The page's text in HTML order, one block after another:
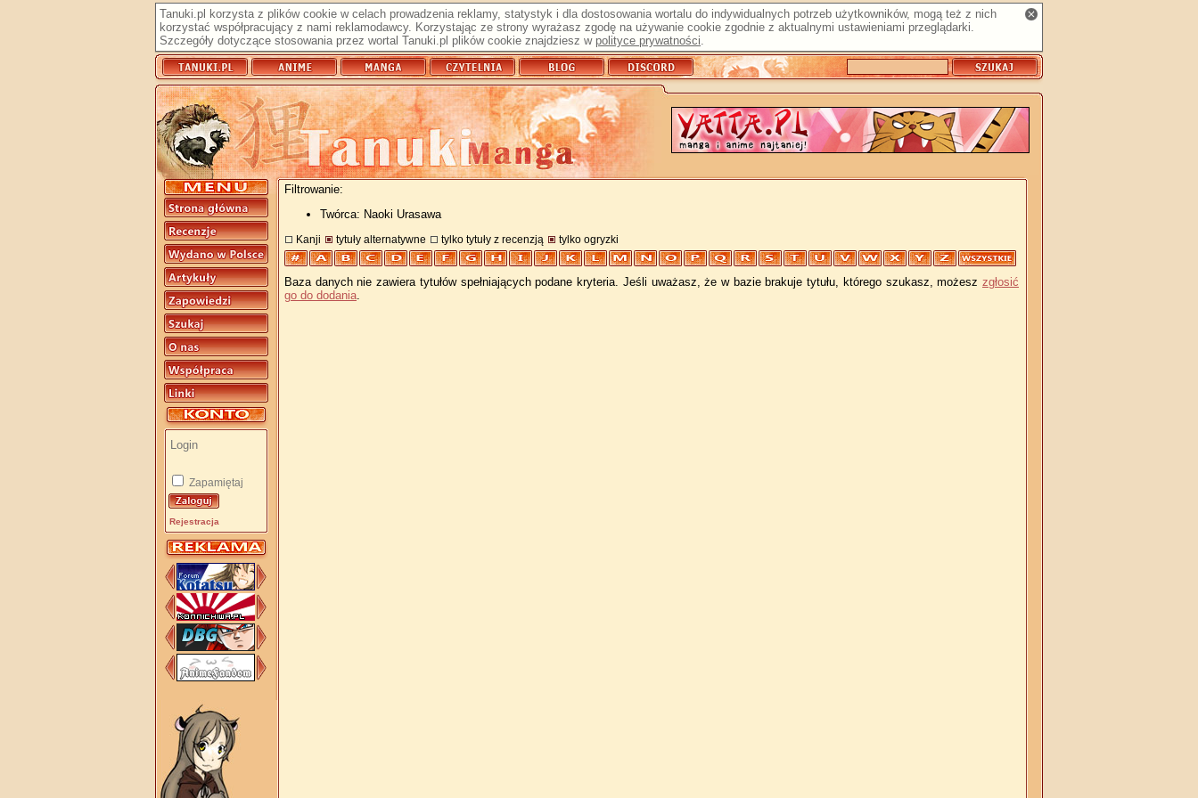
Tanuki.pl korzysta z plików cookie w celach prowadzenia reklamy, statystyk i dla dostosowania wortalu do indywidualnych potrzeb użytkowników, mogą też z nich
korzystać współpracujący z nami reklamodawcy. Korzystając ze strony wyrażasz zgodę na używanie cookie zgodnie z aktualnymi ustawieniami przeglądarki.
Szczegóły dotyczące stosowania przez wortal Tanuki.pl plików cookie znajdziesz w polityce prywatności.
Zapamiętaj
Rejestracja
Filtrowanie:
Twórca: Naoki Urasawa
Kanji tytuły alternatywne tylko tytuły z recenzją tylko ogryzki
Baza danych nie zawiera tytułów spełniających podane kryteria. Jeśli uważasz, że w bazie brakuje tytułu, którego szukasz, możesz zgłosić
go do dodania.